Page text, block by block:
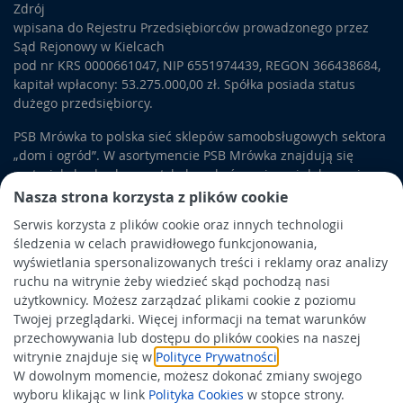
Nasza strona korzysta z plików cookie
Serwis korzysta z plików cookie oraz innych technologii
śledzenia w celach prawidłowego funkcjonowania,
wyświetlania spersonalizowanych treści i reklamy oraz analizy
ruchu na witrynie żeby wiedzieć skąd pochodzą nasi
użytkownicy. Możesz zarządzać plikami cookie z poziomu
Twojej przeglądarki. Więcej informacji na temat warunków
przechowywania lub dostępu do plików cookies na naszej
witrynie znajduje się w Polityce Prywatności
W dowolnym momencie, możesz dokonać zmiany swojego
wyboru klikając w link Polityka Cookies w stopce strony.
Praktyczne akcesoria plastikowe - kosze na śmieci
Kosz na śmieci to przedmiot obowiązkowy w każdym domu.
Oferujemy kosze do kuchni, łazienek, pokoi, biur czy urzędów.
Duże kosze ogrodowe, pomogą w zadbaniu czystości na
podwórku. W sezonie letnim duże kosze są najchętniej
kupowane. W ofercie
kosze na śmieci, pojemniki, pudełka i skrzynki plastikowe.
Niezbędne podczas utrzymania porządku w domu, biurze czy
ogrodzie. Plastikowe pojemniki mają tę zaletę, że są bardzo
praktyczne, trwałe i ładne. Zabrudzenia można z łatwością
usunąć. W sklepie jest wiele modeli koszy i pojemników.
Zdrój
wpisana do Rejestru Przedsiębiorców prowadzonego przez
Sąd Rejonowy w Kielcach
pod nr KRS 0000661047, NIP 6551974439, REGON 366438684,
kapitał wpłacony: 53.275.000,00 zł. Spółka posiada status
dużego przedsiębiorcy.
PSB Mrówka to polska sieć sklepów samoobsługowych sektora
„dom i ogród”. W asortymencie PSB Mrówka znajdują się
materiały budowlane, artykuły wykończeniowe i dekoracyjne,
wyposażenie łazienek i kuchni, elektronarzędzia, a także
artykuły związane z ogrodem i otoczeniem domu.
Obowiązek informacyjny
Polityka prywatności
Polityka Cookies
Odbiór zużytego sprzętu
Wspierają nas: